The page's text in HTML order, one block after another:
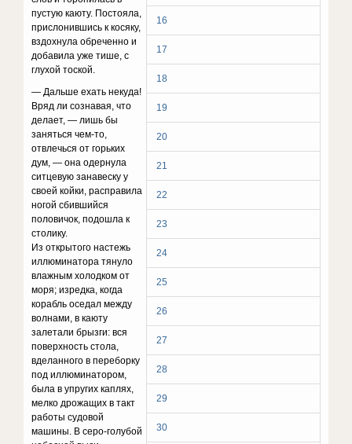
16
17
18
19
20
21
22
23
24
25
26
27
28
29
30
пустую каюту. Постояла,
прислонившись к косяку,
вздохнула обреченно и
добавила уже тише, с
глухой тоской.
— Дальше ехать некуда!
Вряд ли сознавая, что
делает, — лишь бы
заняться чем-то,
отвлечься от горьких
дум, — она одернула
ситцевую занавеску у
своей койки, расправила
ногой сбившийся
половичок, подошла к
столику.
Из открытого настежь
иллюминатора тянуло
влажным холодком от
моря; изредка, когда
корабль оседал между
волнами, в каюту
залетали брызги: вся
поверхность стола,
вделанного в переборку
под иллюминатором,
была в упругих каплях,
мелко дрожащих в такт
работы судовой
машины. В серо-голубой